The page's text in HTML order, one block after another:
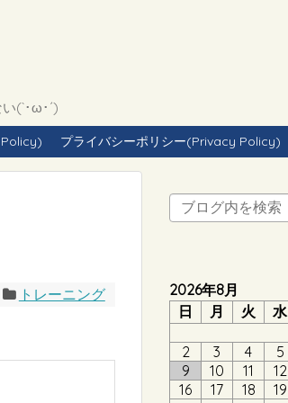
(`･ω･´)
プライバシーポリシー(Privacy Policy)
トレーニング
2026年8月
日
月 火 水
2
3 4 5
9
10 11 12
16
17 18 19